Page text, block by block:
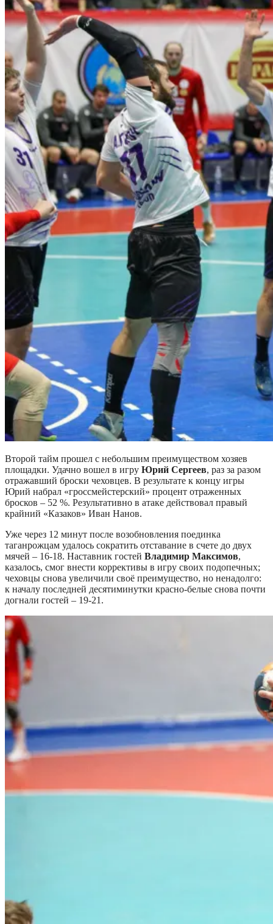
Второй тайм прошел с небольшим преимуществом хозяев
площадки. Удачно вошел в игру Юрий Сергеев, раз за разом
отражавший броски чеховцев. В результате к концу игры
Юрий набрал «гроссмейстерский» процент отраженных
бросков – 52 %. Результативно в атаке действовал правый
крайний «Казаков» Иван Нанов.
Уже через 12 минут после возобновления поединка
таганрожцам удалось сократить отставание в счете до двух
мячей – 16-18. Наставник гостей Владимир Максимов,
казалось, смог внести коррективы в игру своих подопечных;
чеховцы снова увеличили своё преимущество, но ненадолго:
к началу последней десятиминутки красно-белые снова почти
догнали гостей – 19-21.